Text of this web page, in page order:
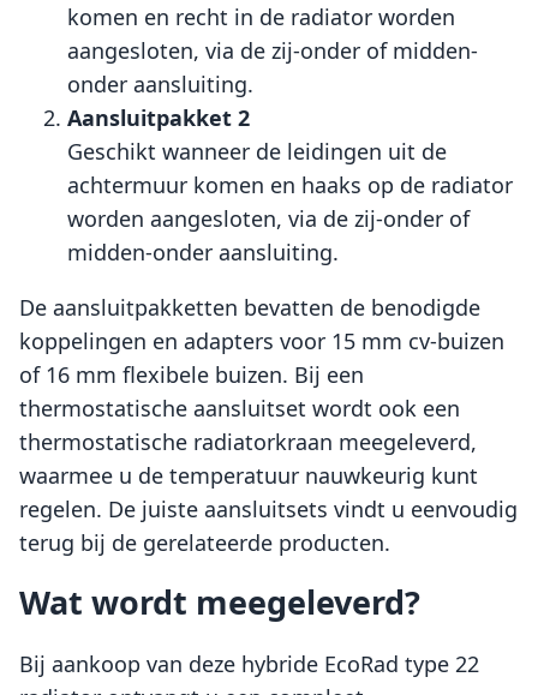
komen en recht in de radiator worden
aangesloten, via de zij-onder of midden-
onder aansluiting.
Aansluitpakket 2
Geschikt wanneer de leidingen uit de
achtermuur komen en haaks op de radiator
worden aangesloten, via de zij-onder of
midden-onder aansluiting.
De aansluitpakketten bevatten de benodigde
koppelingen en adapters voor 15 mm cv-buizen
of 16 mm flexibele buizen. Bij een
thermostatische aansluitset wordt ook een
thermostatische radiatorkraan meegeleverd,
waarmee u de temperatuur nauwkeurig kunt
regelen. De juiste aansluitsets vindt u eenvoudig
terug bij de gerelateerde producten.
Wat wordt meegeleverd?
Bij aankoop van deze hybride EcoRad type 22